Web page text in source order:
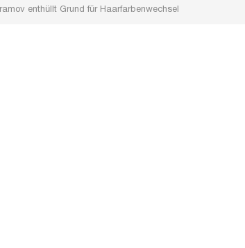
enthüllt Grund für Haarfarbenwechsel